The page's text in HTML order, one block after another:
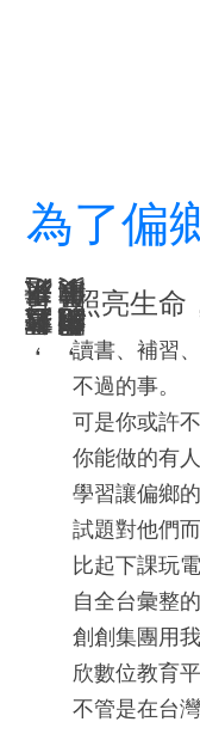
為了偏
創創用有限的能力，做最美的事。
致力於基層教育，耕耘未來之星。 照亮生命
讀書、補習
不過的事。
可是你或許
你能做的有
學習讓偏鄉
試題對他們
比起下課玩
自全台彙整的
創創集團用
欣數位教育
不管是在台